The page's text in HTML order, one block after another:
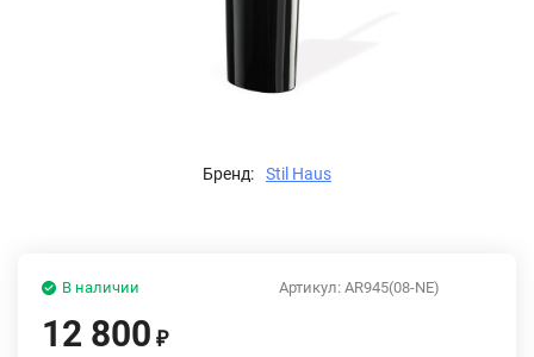
Бренд: Stil Haus
Артикул: AR945(08-NE)
В наличии
12 800 ₽